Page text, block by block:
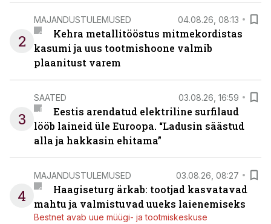
2
MAJANDUSTULEMUSED 04.08.26, 08:13
Kehra metallitööstus mitmekordistas
kasumi ja uus tootmishoone valmib
plaanitust varem
3
SAATED 03.08.26, 16:59
Eestis arendatud elektriline surfilaud
lööb laineid üle Euroopa. “Ladusin säästud
alla ja hakkasin ehitama”
4
MAJANDUSTULEMUSED 03.08.26, 08:27
Haagiseturg ärkab: tootjad kasvatavad
mahtu ja valmistuvad uueks laienemiseks
Bestnet avab uue müügi- ja tootmiskeskuse